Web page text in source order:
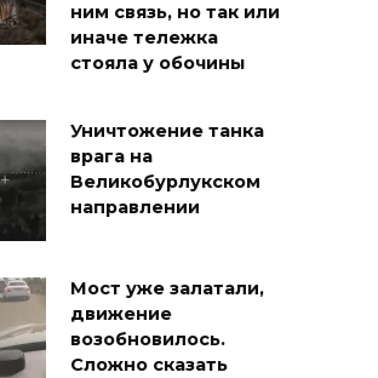
ним связь, но так или
иначе тележка
стояла у обочины
Уничтожение танка
врага на
Великобурлукском
направлении
Мост уже залатали,
движение
возобновилось.
Сложно сказать